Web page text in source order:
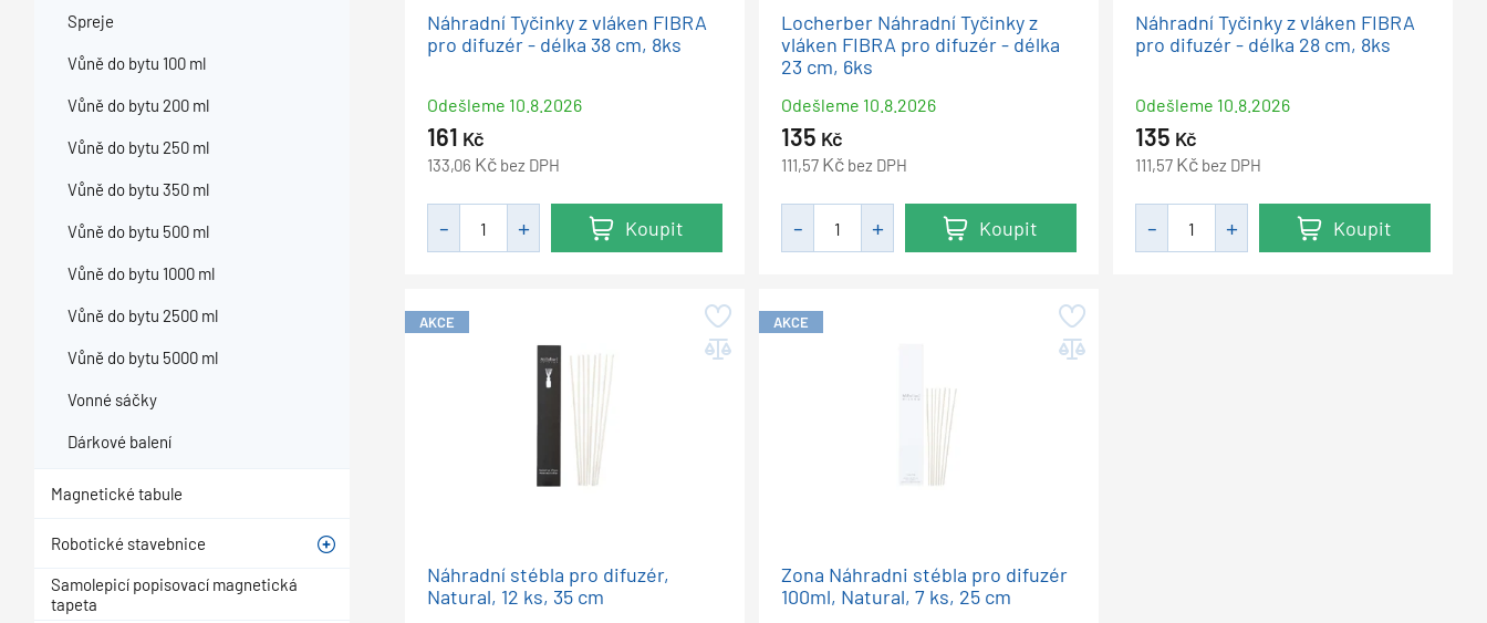
Spreje
Vůně do bytu 100 ml
Vůně do bytu 200 ml
Vůně do bytu 250 ml
Vůně do bytu 350 ml
Vůně do bytu 500 ml
Vůně do bytu 1000 ml
Vůně do bytu 2500 ml
Vůně do bytu 5000 ml
Vonné sáčky
Dárkové balení
Magnetické tabule
Robotické stavebnice
Samolepicí popisovací magnetická
tapeta
Náhradní Tyčinky z vláken FIBRA
pro difuzér - délka 38 cm, 8ks
Odešleme 10.8.2026
161 Kč
133,06 Kč bez DPH
Koupit
Locherber Náhradní Tyčinky z
vláken FIBRA pro difuzér - délka
23 cm, 6ks
Odešleme 10.8.2026
135 Kč
111,57 Kč bez DPH
Koupit
Náhradní Tyčinky z vláken FIBRA
pro difuzér - délka 28 cm, 8ks
Odešleme 10.8.2026
135 Kč
111,57 Kč bez DPH
Koupit
AKCE
Náhradní stébla pro difuzér,
Natural, 12 ks, 35 cm
AKCE
Zona Náhradni stébla pro difuzér
100ml, Natural, 7 ks, 25 cm